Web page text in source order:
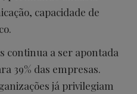
capacidade de
continua a ser apontada
39% das empresas.
já privilegiam